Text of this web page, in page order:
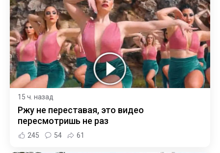
15 ч. назад
Ржу не переставая, это видео
пересмотришь не раз
245 54 61